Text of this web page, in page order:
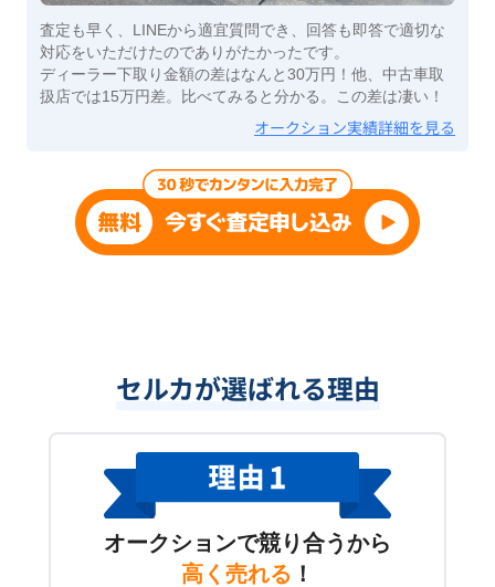
査定も早く、LINEから適宜質問でき、回答も即答で適切な
対応をいただけたのでありがたかったです。
ディーラー下取り金額の差はなんと30万円！他、中古車取
扱店では15万円差。比べてみると分かる。この差は凄い！
オークション実績詳細を見る
セルカが選ばれる理由
オークションで競り合うから
高く売れる ！